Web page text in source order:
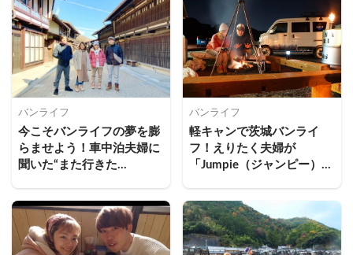
バンライフ
今こそバンライフの夢を膨
らませよう！車中泊夫婦に
聞いた“また行きた
選
バンライフ
軽キャンで茨城バンライ
フ！えりたく夫婦が
「Jumpie（ジャンピー）」